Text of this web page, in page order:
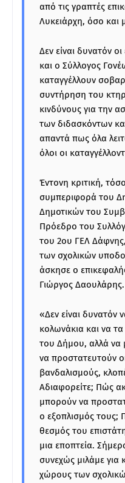
από τις γραπτές
Λυκειάρχη, όσο και
Δεν είναι δυνατόν
και ο Σύλλογος
καταγγέλλουν
συντήρηση του
κινδύνους για την
των διδασκόντων
απαντά πως όλα
όλοι οι
Έντονη κριτική,
συμπεριφορά του
Δημοτικών του
Πρόεδρο του
του 2ου ΓΕΛ
των σχολικών
άσκησε ο
Γιώργος Δαουλάρης.
«Δεν είναι δυνατόν
κολωνάκια και να
του Δήμου, αλλά να
να προστατευτούν
βανδαλισμούς,
Αδιαφορείτε; Πώς
μπορούν να
ο εξοπλισμός τους;
θεσμός του
μια εποπτεία.
συνεχώς μιλάμε
χώρους των